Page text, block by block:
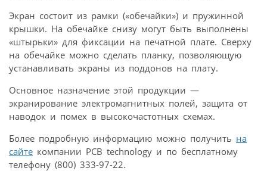
Экран состоит из рамки («обечайки») и пружинной
крышки. На обечайке снизу могут быть выполнены
«штырьки» для фиксации на печатной плате. Сверху
на обечайке можно сделать планку, позволяющую
устанавливать экраны из поддонов на плату.
Основное назначение этой продукции —
экранирование электромагнитных полей, защита от
наводок и помех в высокочастотных схемах.
Более подробную информацию можно получить на
сайте компании PCB technology и по бесплатному
телефону (800) 333-97-22.